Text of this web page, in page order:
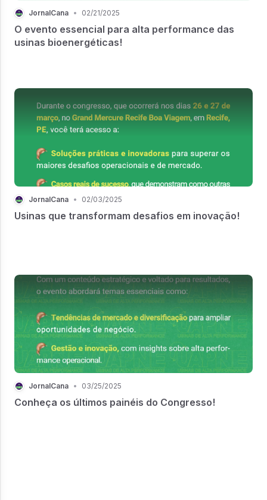
JornalCana • 02/21/2025
O evento essencial para alta performance das
usinas bioenergéticas!
JornalCana • 02/03/2025
Usinas que transformam desafios em inovação!
JornalCana • 03/25/2025
Conheça os últimos painéis do Congresso!